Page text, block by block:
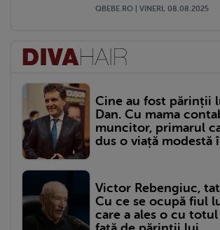
QBEBE.RO | VINERI, 08.08.2025
Cine au fost părinții
Dan. Cu mama
muncitor, primarul
dus o viață modestă
Victor Rebengiuc,
Cu ce se ocupă fiul
care a ales o cu totul